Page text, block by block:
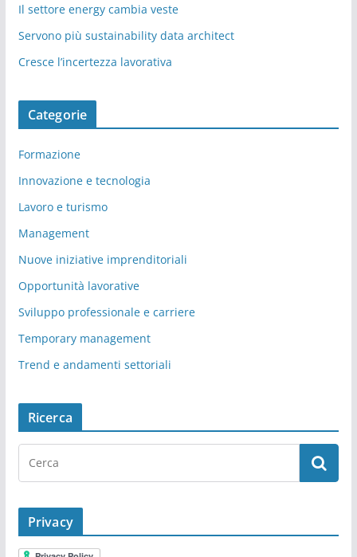
Il settore energy cambia veste
Servono più sustainability data architect
Cresce l’incertezza lavorativa
Categorie
Formazione
Innovazione e tecnologia
Lavoro e turismo
Management
Nuove iniziative imprenditoriali
Opportunità lavorative
Sviluppo professionale e carriere
Temporary management
Trend e andamenti settoriali
Ricerca
Privacy